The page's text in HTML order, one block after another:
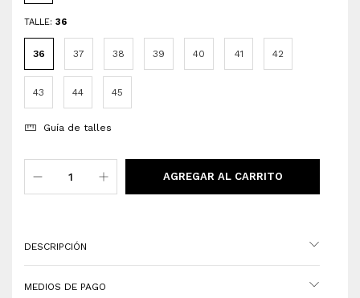
TALLE: 36
36 37 38 39 40 41 42
43 44 45
Guía de talles
DESCRIPCIÓN
MEDIOS DE PAGO